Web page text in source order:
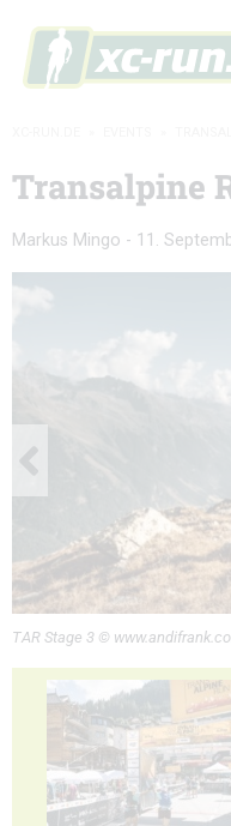
Transalpine
Markus Mingo - 11.
TAR Stage 3 ©